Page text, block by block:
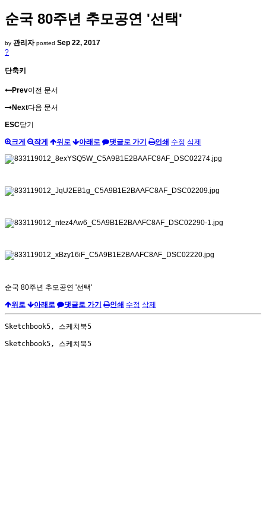
순국 80주년 추모공연 '선택'
by 관리자 posted Sep 22, 2017
?
단축키
Prev이전 문서
Next다음 문서
ESC닫기
크게 작게 위로 아래로 댓글로 가기 인쇄 수정 삭제
순국 80주년 추모공연 '선택'
위로 아래로 댓글로 가기 인쇄 수정 삭제
Sketchbook5, 스케치북5
Sketchbook5, 스케치북5